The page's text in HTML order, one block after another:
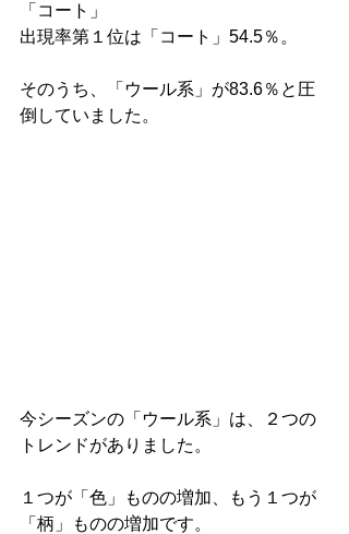
「コート」
出現率第１位は「コート」54.5％。
そのうち、「ウール系」が83.6％と圧
倒していました。
今シーズンの「ウール系」は、２つの
トレンドがありました。
１つが「色」ものの増加、もう１つが
「柄」ものの増加です。